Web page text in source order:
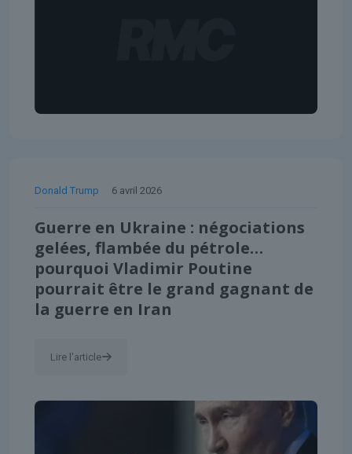
Donald Trump 6 avril 2026
Guerre en Ukraine : négociations
gelées, flambée du pétrole…
pourquoi Vladimir Poutine
pourrait être le grand gagnant de
la guerre en Iran
Lire l'article